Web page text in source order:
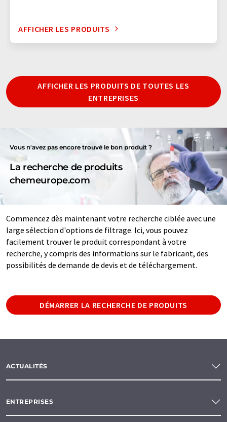
AFFICHER LES PRODUITS
AFFICHER LES PRODUITS DE TOUTES LES
ENTREPRISES
Vous n'avez pas encore trouvé le bon produit ?
La recherche de produits
chemeurope.com
Commencez dès maintenant votre recherche ciblée avec une
large sélection d'options de filtrage. Ici, vous pouvez
facilement trouver le produit correspondant à votre
recherche, y compris des informations sur le fabricant, des
possibilités de demande de devis et de téléchargement.
DÉMARRER LA RECHERCHE DE PRODUITS
ACTUALITÉS
ENTREPRISES